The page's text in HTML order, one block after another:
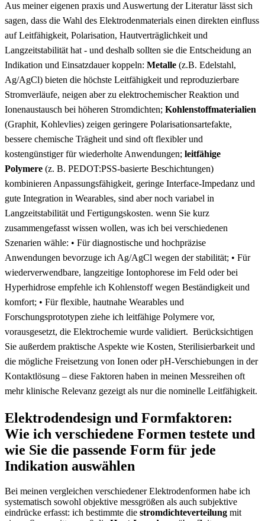
Aus meiner eigenen praxis und Auswertung ⁤der ‌Literatur lässt sich
sagen, dass die Wahl des Elektrodenmaterials einen ​direkten⁢ einfluss
auf Leitfähigkeit, ⁣Polarisation,​ Hautverträglichkeit und ​
Langzeitstabilität hat ​- und deshalb sollten sie‌ die Entscheidung an⁤
Indikation und ⁣Einsatzdauer koppeln: Metalle (z.B. ‌Edelstahl,
Ag/AgCl) bieten die höchste Leitfähigkeit und reproduzierbare
Stromverläufe, neigen aber ⁤zu elektrochemischer Reaktion und
Ionenaustausch bei höheren Stromdichten; Kohlenstoffmaterialien
(Graphit, Kohlevlies) zeigen geringere Polarisationsartefakte,
bessere chemische ​Trägheit und ⁣sind oft flexibler und‍
kostengünstiger ‍für wiederholte Anwendungen; leitfähige
Polymere (z. ⁢B. PEDOT:PSS-basierte Beschichtungen)
kombinieren Anpassungsfähigkeit, geringe Interface-Impedanz ⁢und
gute Integration⁤ in Wearables, sind‍ aber noch⁤ variabel in⁢
Langzeitstabilität und‍ Fertigungskosten.​ wenn Sie kurz‍
zusammengefasst ‍wissen wollen, was ich⁣ bei verschiedenen​
Szenarien wähle:‍ • Für diagnostische und hochpräzise
Anwendungen bevorzuge ich Ag/AgCl wegen der stabilität; • Für
wiederverwendbare, langzeitige Iontophorese⁣ im Feld oder bei
Hyperhidrose‍ empfehle⁢ ich Kohlenstoff wegen Beständigkeit und
komfort; • Für flexible, hautnahe‍ Wearables und⁤
Forschungsprototypen ziehe⁢ ich​ leitfähige Polymere vor,
vorausgesetzt, die‍ Elektrochemie wurde validiert. ⁢ Berücksichtigen ​
Sie außerdem praktische Aspekte ‌wie​ Kosten,​ Sterilisierbarkeit und
die mögliche Freisetzung von Ionen⁤ oder pH-Verschiebungen in ​der
Kontaktlösung – diese Faktoren haben in meinen Messreihen​ oft
mehr ‍klinische Relevanz gezeigt als nur die nominelle Leitfähigkeit.
Elektrodendesign ⁢und ⁣Formfaktoren:
⁣Wie ich⁢ verschiedene Formen⁤ testete und
wie Sie die passende Form​ für jede
Indikation auswählen
Bei meinen vergleichen⁤ verschiedener Elektrodenformen ‍habe ich
systematisch sowohl objektive ⁣messgrößen als auch subjektive
eindrücke erfasst: ⁤ich bestimmte die stromdichteverteilung mit